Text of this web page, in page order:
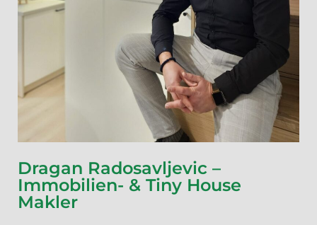
Dragan Radosavljevic –
Immobilien- & Tiny House
Makler